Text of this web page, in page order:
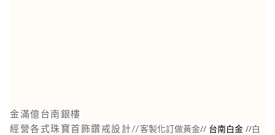
金滿億台南銀樓
經營各式珠寶首飾鑽戒設計//客製化訂做黃金// 台南白金 //白